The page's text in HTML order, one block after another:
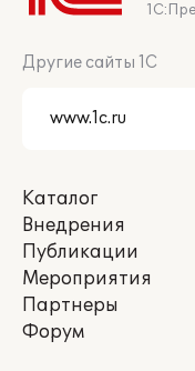
Другие сайты 1С
Каталог
Внедрения
Публикации
Мероприятия
Партнеры
Форум